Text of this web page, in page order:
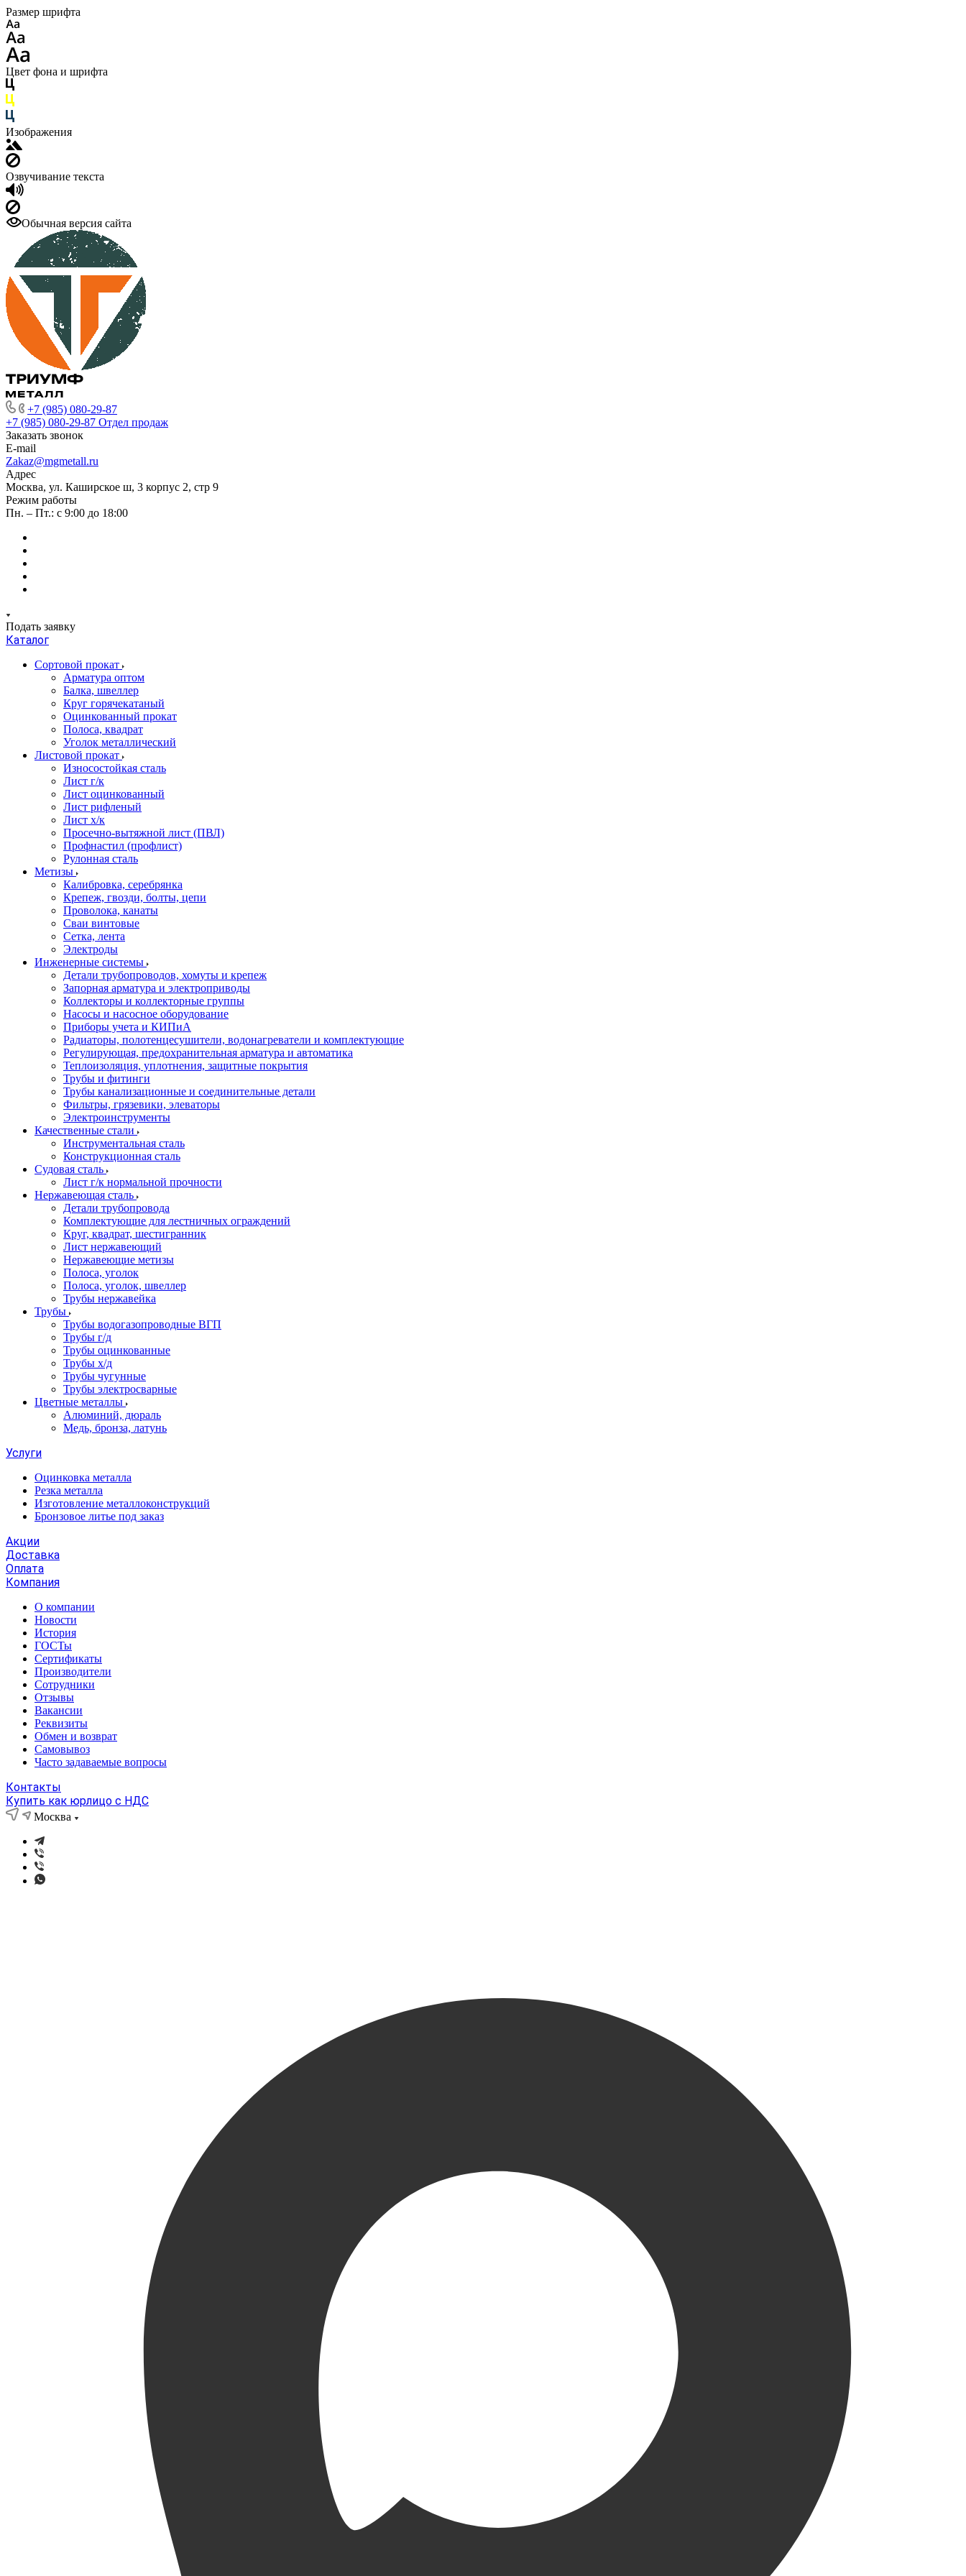
Размер шрифта
Цвет фона и шрифта
Изображения
Озвучивание текста
Обычная версия сайта
+7 (985) 080-29-87
+7 (985) 080-29-87 Отдел продаж
Заказать звонок
E-mail
Zakaz@mgmetall.ru
Адрес
Москва, ул. Каширское ш, 3 корпус 2, стр 9
Режим работы
Пн. – Пт.: с 9:00 до 18:00
Подать заявку
Каталог
Сортовой прокат
Арматура оптом
Балка, швеллер
Круг горячекатаный
Оцинкованный прокат
Полоса, квадрат
Уголок металлический
Листовой прокат
Износостойкая сталь
Лист г/к
Лист оцинкованный
Лист рифленый
Лист х/к
Просечно-вытяжной лист (ПВЛ)
Профнастил (профлист)
Рулонная сталь
Метизы
Калибровка, серебрянка
Крепеж, гвозди, болты, цепи
Проволока, канаты
Сваи винтовые
Сетка, лента
Электроды
Инженерные системы
Детали трубопроводов, хомуты и крепеж
Запорная арматура и электроприводы
Коллекторы и коллекторные группы
Насосы и насосное оборудование
Приборы учета и КИПиА
Радиаторы, полотенцесушители, водонагреватели и комплектующие
Регулирующая, предохранительная арматура и автоматика
Теплоизоляция, уплотнения, защитные покрытия
Трубы и фитинги
Трубы канализационные и соединительные детали
Фильтры, грязевики, элеваторы
Электроинструменты
Качественные стали
Инструментальная сталь
Конструкционная сталь
Судовая сталь
Лист г/к нормальной прочности
Нержавеющая сталь
Детали трубопровода
Комплектующие для лестничных ограждений
Круг, квадрат, шестигранник
Лист нержавеющий
Нержавеющие метизы
Полоса, уголок
Полоса, уголок, швеллер
Трубы нержавейка
Трубы
Трубы водогазопроводные ВГП
Трубы г/д
Трубы оцинкованные
Трубы х/д
Трубы чугунные
Трубы электросварные
Цветные металлы
Алюминий, дюраль
Медь, бронза, латунь
Услуги
Оцинковка металла
Резка металла
Изготовление металлоконструкций
Бронзовое литье под заказ
Акции
Доставка
Оплата
Компания
О компании
Новости
История
ГОСТы
Сертификаты
Производители
Сотрудники
Отзывы
Вакансии
Реквизиты
Обмен и возврат
Самовывоз
Часто задаваемые вопросы
Контакты
Купить как юрлицо с НДС
Москва